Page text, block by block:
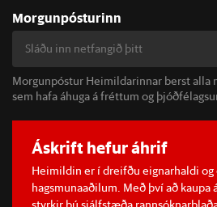
Morgunpósturinn
Morgunpóstur Heimildarinnar berst alla
sem hafa áhuga á fréttum og
Áskrift hefur áhrif
Heimildin er í dreifðu eignarhaldi og
hagsmunaaðilum. Með því að